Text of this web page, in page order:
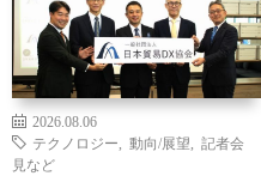
2026.08.06
テクノロジー
動向/展望
記者会
見など